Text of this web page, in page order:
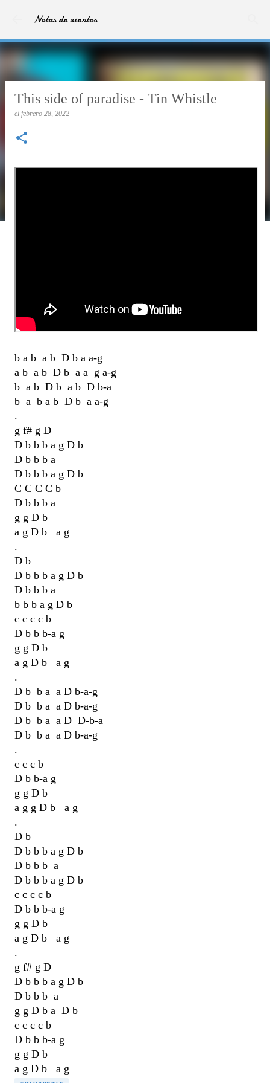
Ir al contenido principal
Notas de vientos
This side of paradise - Tin Whistle
el febrero 28, 2022
b a b a b D b a a-g
a b a b D b a a g a-g
b a b D b a b D b-a
b a b a b D b a a-g
.
g f# g D
D b b b a g D b
D b b b a
D b b b a g D b
C C C C b
D b b b a
g g D b
a g D b a g
.
D b
D b b b a g D b
D b b b a
b b b a g D b
c c c c b
D b b b-a g
g g D b
a g D b a g
.
D b b a a D b-a-g
D b b a a D b-a-g
D b b a a D D-b-a
D b b a a D b-a-g
.
c c c b
D b b-a g
g g D b
a g g D b a g
.
D b
D b b b a g D b
D b b b a
D b b b a g D b
c c c c b
D b b b-a g
g g D b
a g D b a g
.
g f# g D
D b b b a g D b
D b b b a
g g D b a D b
c c c c b
D b b b-a g
g g D b
a g D b a g